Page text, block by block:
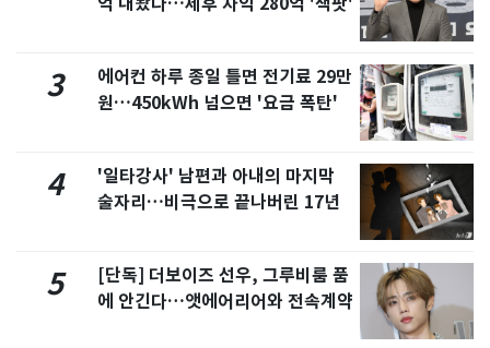
3
에어컨 하루 종일 틀면 전기료 29만
원…450kWh 넘으면 '요금 폭탄'
4
'일타강사' 남편과 아내의 마지막
술자리…비극으로 끝나버린 17년
5
[단독] 더보이즈 선우, 그루비룸 품
에 안긴다…앳에어리어와 전속계약